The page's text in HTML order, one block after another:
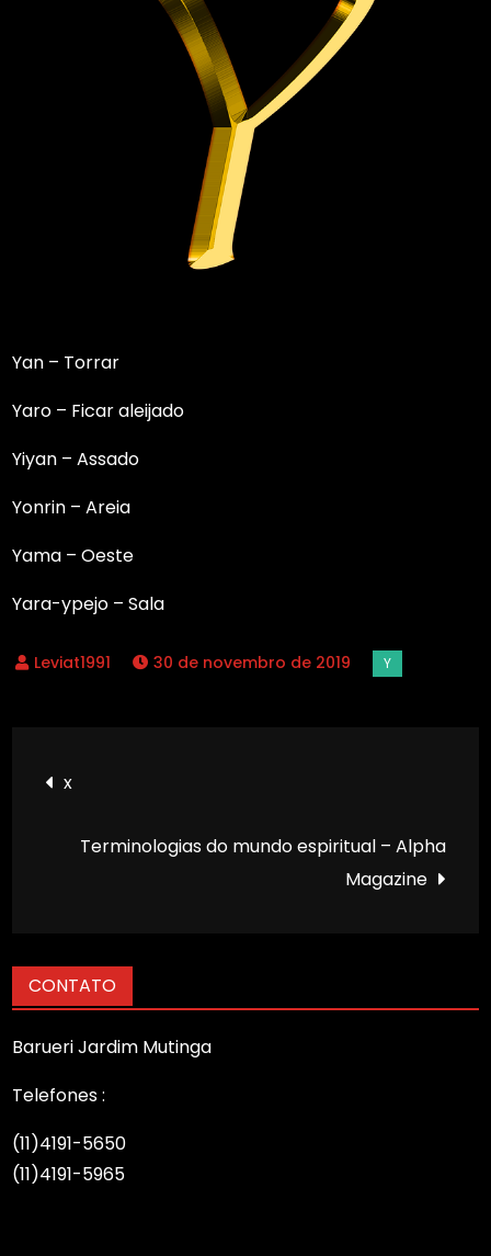
Yan – Torrar
Yaro – Ficar aleijado
Yiyan – Assado
Yonrin – Areia
Yama – Oeste
Yara-ypejo – Sala
30 de novembro de 2019
Navegação
de
x
Terminologias do mundo espiritual – Alpha
Magazine
CONTATO
Barueri Jardim Mutinga
Telefones :
(11)4191-5650
(11)4191-5965